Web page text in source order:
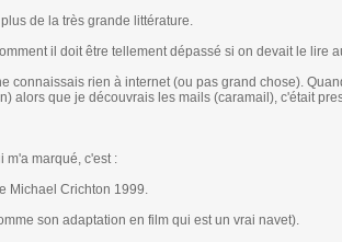
de la très grande littérature.
il doit être tellement dépassé si on devait le lire
connaissais rien à internet (ou pas grand chose).
alors que je découvrais les mails (caramail), c'était
m'a marqué, c'est :
Michael Crichton 1999.
son adaptation en film qui est un vrai navet).